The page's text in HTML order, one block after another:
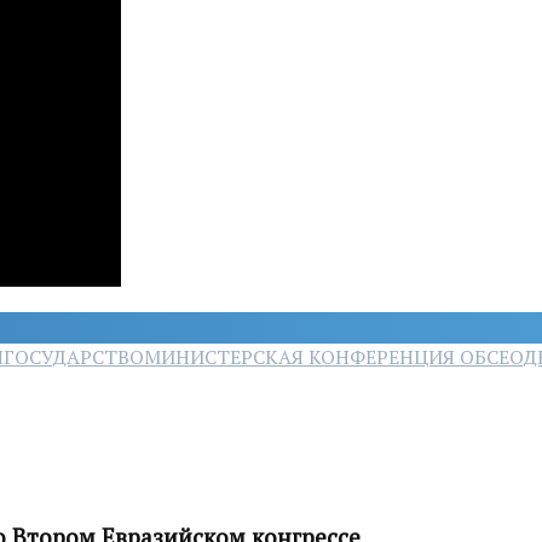
ГОСУДАРСТВОМИНИСТЕРСКАЯ КОНФЕРЕНЦИЯ ОБСЕ